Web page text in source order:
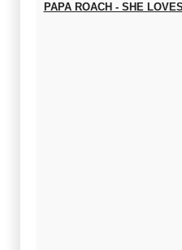
PAPA ROACH - SHE